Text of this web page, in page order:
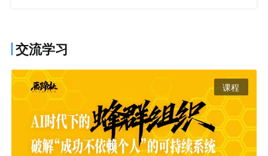
交流学习
课程